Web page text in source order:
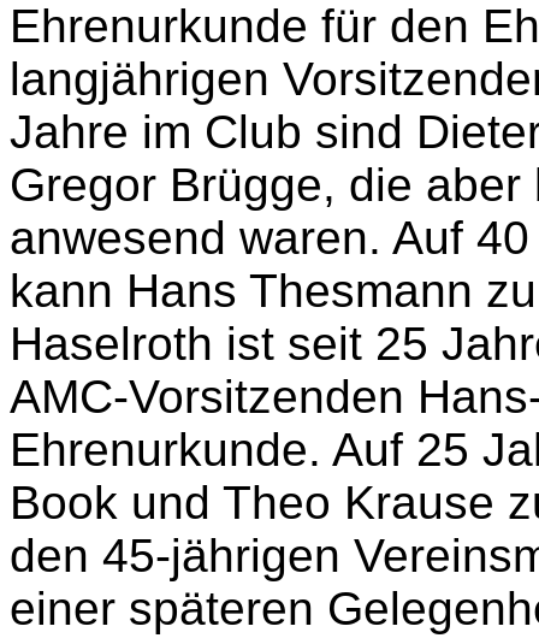
Ehrenurkunde für den
langjährigen
Jahre im Club sind
Gregor Brügge, die
anwesend waren. Auf
kann Hans Thesmann
Haselroth ist seit 25
AMC-Vorsitzenden
Ehrenurkunde. Auf 25
Book und Theo Krause
den 45-jährigen
einer späteren